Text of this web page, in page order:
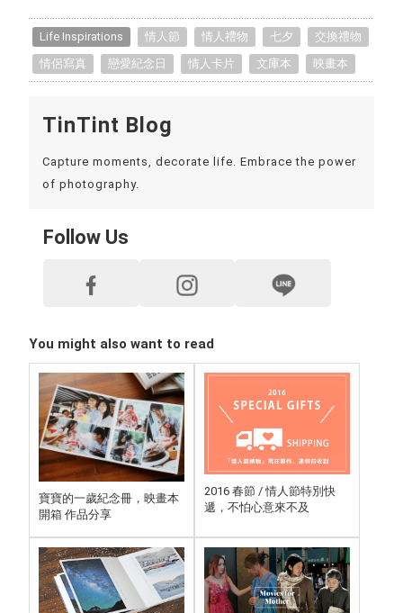
Life Inspirations 情人節 情人禮物 七夕
交換禮物
情侶寫真
戀愛紀念日 情人卡片 文庫本 映畫本
TinTint Blog
Capture moments, decorate life. Embrace the power
of photography.
Follow Us
You might also want to read
寶寶的一歲紀念冊，映畫本
開箱 作品分享
2016 春節 / 情人節特別快
遞，不怕心意來不及